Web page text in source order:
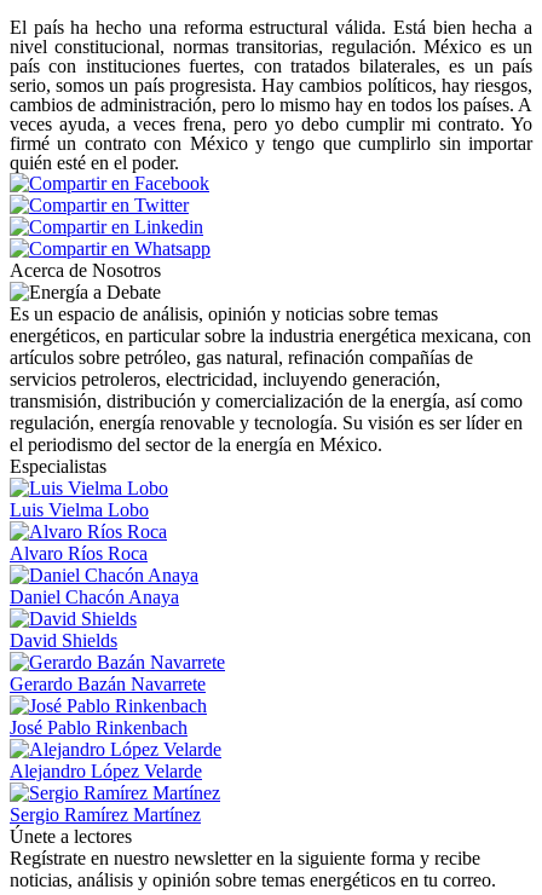
El país ha hecho una reforma estructural válida. Está bien hecha a
nivel constitucional, normas transitorias, regulación. México es un
país con instituciones fuertes, con tratados bilaterales, es un país
serio, somos un país progresista. Hay cambios políticos, hay riesgos,
cambios de administración, pero lo mismo hay en todos los países. A
veces ayuda, a veces frena, pero yo debo cumplir mi contrato. Yo
firmé un contrato con México y tengo que cumplirlo sin importar
quién esté en el poder.
Acerca de Nosotros
Es un espacio de análisis, opinión y noticias sobre temas
energéticos, en particular sobre la industria energética mexicana, con
artículos sobre petróleo, gas natural, refinación compañías de
servicios petroleros, electricidad, incluyendo generación,
transmisión, distribución y comercialización de la energía, así como
regulación, energía renovable y tecnología. Su visión es ser líder en
el periodismo del sector de la energía en México.
Especialistas
Luis Vielma Lobo
Alvaro Ríos Roca
Daniel Chacón Anaya
David Shields
Gerardo Bazán Navarrete
José Pablo Rinkenbach
Alejandro López Velarde
Sergio Ramírez Martínez
Únete a lectores
Regístrate en nuestro newsletter en la siguiente forma y recibe
noticias, análisis y opinión sobre temas energéticos en tu correo.